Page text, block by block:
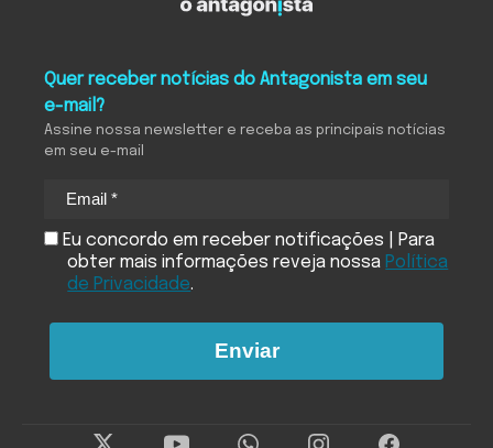
Quer receber notícias do Antagonista em seu
e-mail?
Assine nossa newsletter e receba as principais notícias
em seu e-mail
Eu concordo em receber notificações | Para
obter mais informações reveja nossa Política
de Privacidade.
Enviar